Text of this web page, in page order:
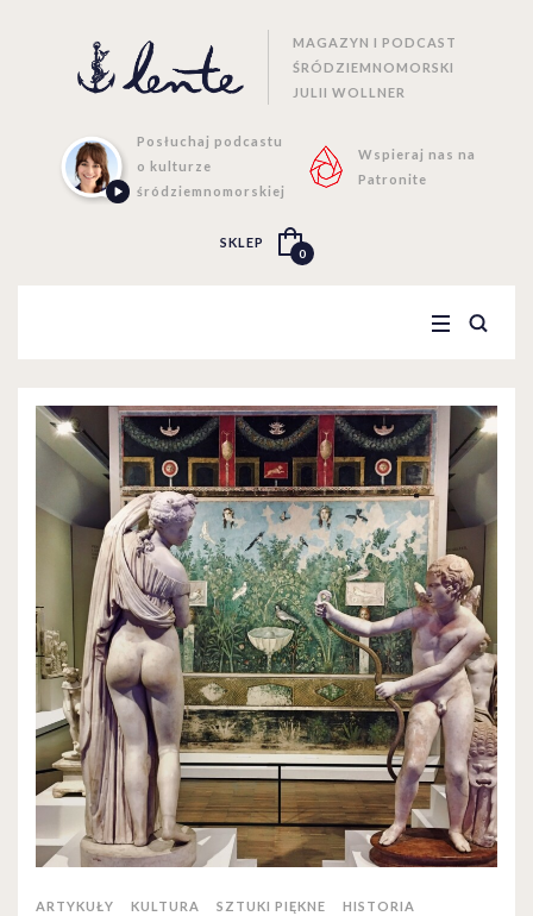
MAGAZYN I PODCAST
ŚRÓDZIEMNOMORSKI
JULII WOLLNER
Posłuchaj podcastu
o kulturze
śródziemnomorskiej
Wspieraj nas na
Patronite
SKLEP
0
ARTYKUŁY KULTURA SZTUKI PIĘKNE HISTORIA